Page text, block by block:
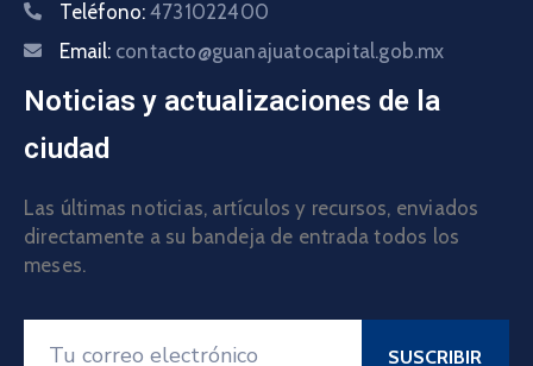
Teléfono: 4731022400
Email: contacto@guanajuatocapital.gob.mx
Noticias y actualizaciones de la
ciudad
Las últimas noticias, artículos y recursos, enviados
directamente a su bandeja de entrada todos los
meses.